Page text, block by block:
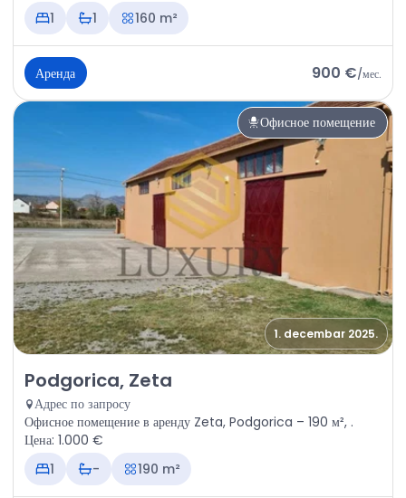
1
1 160 m²
Аренда 900 €/мес.
Офисное помещение
1. decembar 2025.
Аренда - Офисное помещение Podgorica, Zeta
Podgorica, Zeta
Адрес по запросу
Офисное помещение в аренду Zeta, Podgorica – 190 м², .
Цена: 1.000 €
1
- 190 m²